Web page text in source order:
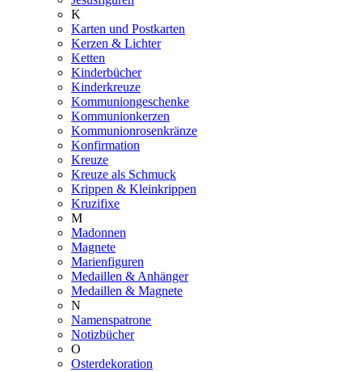
K
Karten und Postkarten
Kerzen & Lichter
Ketten
Kinderbücher
Kinderkreuze
Kommuniongeschenke
Kommunionkerzen
Kommunionrosenkränze
Konfirmation
Kreuze
Kreuze als Schmuck
Krippen & Kleinkrippen
Kruzifixe
M
Madonnen
Magnete
Marienfiguren
Medaillen & Anhänger
Medaillen & Magnete
N
Namenspatrone
Notizbücher
O
Osterdekoration